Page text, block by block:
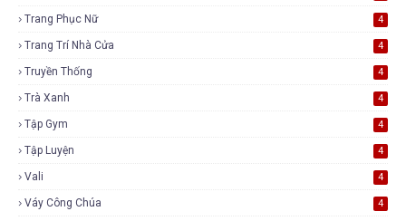
Trang Phục Nữ 4
Trang Trí Nhà Cửa 4
Truyền Thống 4
Trà Xanh 4
Tập Gym 4
Tập Luyện 4
Vali 4
Váy Công Chúa 4